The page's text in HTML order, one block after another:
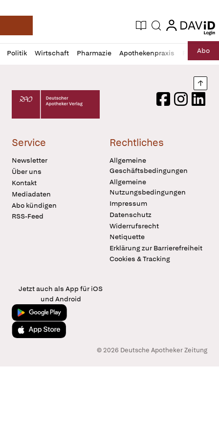
Deutsche Apotheker Zeitung
Aktuelle Ausgabe
Suche login
login
Politik Wirtschaft Pharmazie Apothekenpraxis RechtAbo
Profil
öffnen
Daz
Pur
Deutscher Apotheker Verlag Logo
FacebookInstagram
Service
Newsletter
Über uns
Kontakt
Mediadaten
Abo kündigen
RSS-Feed
Rechtliches
Allgemeine
Geschäftsbedingungen
Allgemeine
Nutzungsbedingungen
Impressum
Datenschutz
Widerrufsrecht
Netiquette
Erklärung zur Barrierefreiheit
Cookies & Tracking
Jetzt auch als App für iOS
und Android
Jetzt bei Google Play
Laden im App Store
© 2026 Deutsche Apotheker Zeitung